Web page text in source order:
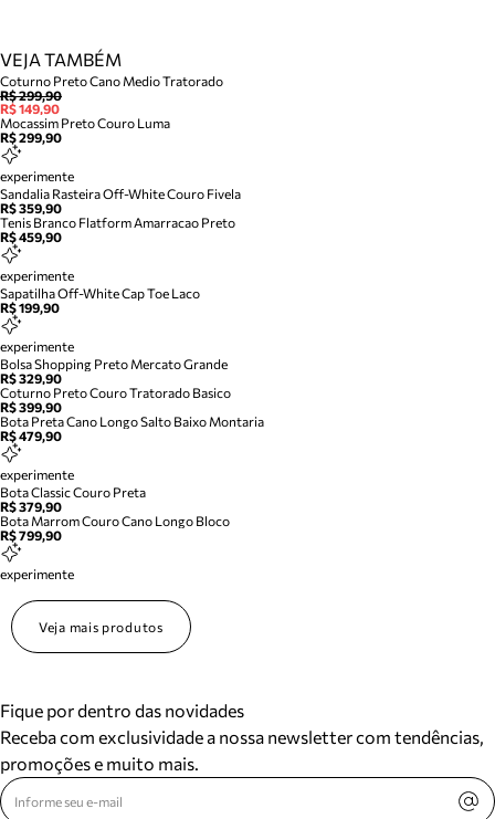
VEJA TAMBÉM
Coturno Preto Cano Medio Tratorado
R$ 299,90
R$ 149,90
Mocassim Preto Couro Luma
R$ 299,90
experimente
Sandalia Rasteira Off-White Couro Fivela
R$ 359,90
Tenis Branco Flatform Amarracao Preto
R$ 459,90
experimente
Sapatilha Off-White Cap Toe Laco
R$ 199,90
experimente
Bolsa Shopping Preto Mercato Grande
R$ 329,90
Coturno Preto Couro Tratorado Basico
R$ 399,90
Bota Preta Cano Longo Salto Baixo Montaria
R$ 479,90
experimente
Bota Classic Couro Preta
R$ 379,90
Bota Marrom Couro Cano Longo Bloco
R$ 799,90
experimente
Veja mais produtos
Fique por dentro das novidades
Receba com exclusividade a nossa newsletter com tendências,
promoções e muito mais.